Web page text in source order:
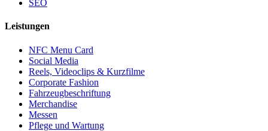
SEO
Leistungen
NFC Menu Card
Social Media
Reels, Videoclips & Kurzfilme
Corporate Fashion
Fahrzeugbeschriftung
Merchandise
Messen
Pflege und Wartung